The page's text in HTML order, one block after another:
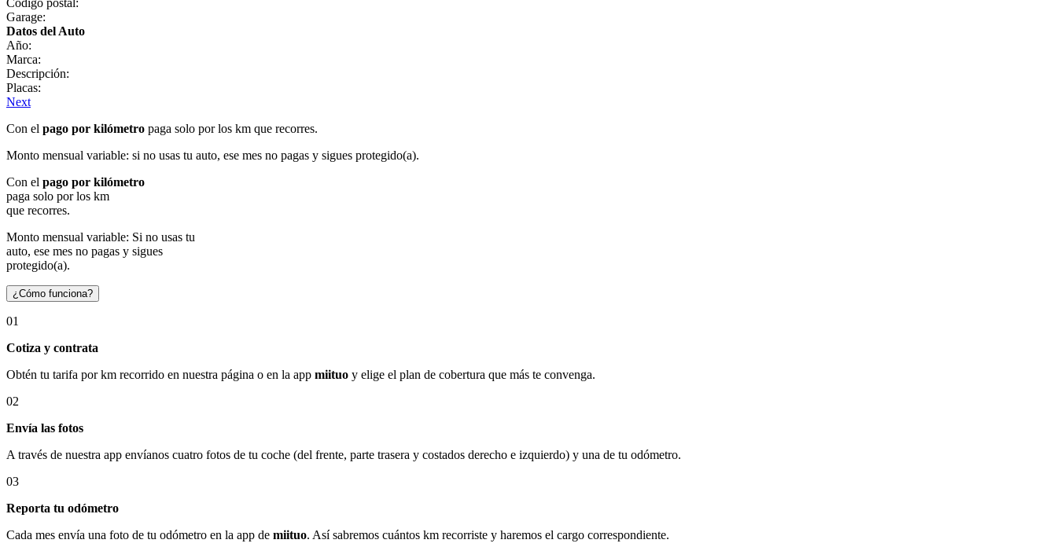
Garage:
Datos del Auto
Año:
Marca:
Descripción:
Placas:
Next
Con el pago por kilómetro paga solo por los km que recorres.
Monto mensual variable: si no usas tu auto, ese mes no pagas y sigues protegido(a).
Con el pago por kilómetro
paga solo por los km
que recorres.
Monto mensual variable: Si no usas tu
auto, ese mes no pagas y sigues
protegido(a).
¿Cómo funciona?
01
Cotiza y contrata
Obtén tu tarifa por km recorrido en nuestra página o en la app miituo y elige el plan de cobertura que más te convenga.
02
Envía las fotos
A través de nuestra app envíanos cuatro fotos de tu coche (del frente, parte trasera y costados derecho e izquierdo) y una de tu odómetro.
03
Reporta tu odómetro
Cada mes envía una foto de tu odómetro en la app de miituo. Así sabremos cuántos km recorriste y haremos el cargo correspondiente.